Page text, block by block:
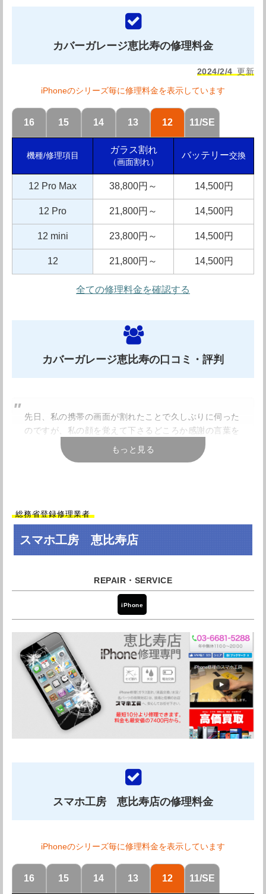
前にあるため修理の待ち時間には、カフェで一息着いた
り、ショッピングでリフレッシュしたり、その時の気分に
合わせて過ごすことができますね。
モバイル修理救急便目黒駅前店は毎日価格調査を行うこと
により、常に目黒エリア最安値での修理を行うお店です。
を返金するという徹底っぷりです。また修理に用いるパー
ツの品質にも自信を持っており、一度に大量に仕入れるこ
とにより品質は落とさずに他店よりも低価格での修理を実
現しています。豊富な実績に裏打ちされた確かな修理技術
を持っており、総務省登録修理業者にも認定されていま
す。
モバイル修理救急便 目黒駅前店の店舗情報
東京都品川区上大崎3-3-6 永峰ビル1F
営業時間
平日：10:00~20:00 土日祝前日：
10:00~21:00 (平日14:00~15:00は休憩
時間となります。)
Googleマップで見る
カバーガレージ恵比寿の修理料金
iPhoneのシリーズ毎に修理料金を表示しています
16 15 14 13 12 11/SE
機種/修理項目
ガラス割れ
（画面割れ）
バッテリー交換
12 Pro Max 38,800円～ 14,500円
12 Pro 21,800円～ 14,500円
12 mini 23,800円～ 14,500円
12 21,800円～ 14,500円
2024/2/4更新
全ての修理料金を確認する
カバーガレージ恵比寿の口コミ・評判
先日、私の携帯の画面が割れたことで久しぶりに伺った
のですが、私の顔を覚えて下さるどころか感謝の言葉を
頂きました。こちらこそ光栄です。 また依頼した画面の
交換作業に関しても、とても丁寧で且つ迅速でした。 相
画面割れで再訪でしたが、丁寧に作業していただいて、
サービスもしていただきました。 修理に限らず通信会社
についてなども詳しく教えていただきましたので、また
あれば（割れて欲しくはないですが）お願いしたいと思
います。
引用元： Googleレビュー
カバーガレージ恵比寿の紹介
恵比寿駅より徒歩2分。駒沢通り恵比寿一丁目交差点の路
面に有るカバーガレージ恵比寿店は、とてもお洒落な店舗
で立ち寄りやすいのではないかと思います。iPhoneの各
もっと見る
スマホ工房 恵比寿店
総務省登録修理業者
iPhone
スマホ工房 恵比寿店の修理料金
iPhoneのシリーズ毎に修理料金を表示しています
16 15 14 13 12 11/SE